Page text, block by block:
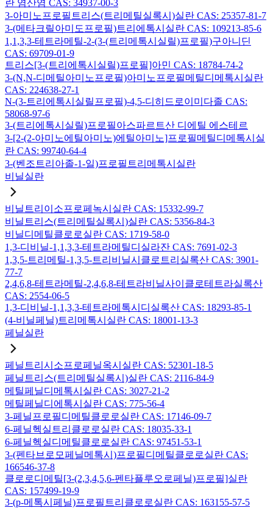
란 염산염 CAS: 34937-00-3
3-아미노프로필트리스(트리메틸실록시)실란 CAS: 25357-81-7
3-(메타크릴아미도프로필)트리에톡시실란 CAS: 109213-85-6
1,1,3,3-테트라메틸-2-(3-(트리메톡시실릴)프로필)구아니딘
CAS: 69709-01-9
트리스[3-(트리에톡시실릴)프로필]아민 CAS: 18784-74-2
3-(N,N-디메틸아미노프로필)아미노프로필메틸디메톡시실란
CAS: 224638-27-1
N-(3-트리에톡시실릴프로필)-4,5-디히드로이미다졸 CAS:
58068-97-6
3-(트리에톡시실릴)프로필아스파르트산 디에틸 에스테르
3-[2-(2-아미노에틸아미노)에틸아미노]프로필메틸디메톡시실
란 CAS: 99740-64-4
3-(벤조트리아졸-1-일)프로필트리메톡시실란
비닐실란
비닐트리이소프로페녹시실란 CAS: 15332-99-7
비닐트리스(트리메틸실록시)실란 CAS: 5356-84-3
비닐디메틸클로로실란 CAS: 1719-58-0
1,3-디비닐-1,1,3,3-테트라메틸디실라잔 CAS: 7691-02-3
1,3,5-트리메틸-1,3,5-트리비닐시클로트리실록산 CAS: 3901-
77-7
2,4,6,8-테트라메틸-2,4,6,8-테트라비닐사이클로테트라실록산
CAS: 2554-06-5
1,3-디비닐-1,1,3,3-테트라메톡시디실록산 CAS: 18293-85-1
(4-비닐페닐)트리메톡시실란 CAS: 18001-13-3
페닐실란
페닐트리시소프로페닐옥시실란 CAS: 52301-18-5
페닐트리스(트리메틸실록시)실란 CAS: 2116-84-9
메틸페닐디메톡시실란 CAS: 3027-21-2
메틸페닐디에톡시실란 CAS: 775-56-4
3-페닐프로필디메틸클로로실란 CAS: 17146-09-7
6-페닐헥실트리클로로실란 CAS: 18035-33-1
6-페닐헥실디메틸클로로실란 CAS: 97451-53-1
3-(펜타브로모페닐메톡시)프로필디메틸클로로실란 CAS:
166546-37-8
클로로디메틸[3-(2,3,4,5,6-펜타플루오로페닐)프로필]실란
CAS: 157499-19-9
3-(p-메톡시페닐)프로필트리클로로실란 CAS: 163155-57-5